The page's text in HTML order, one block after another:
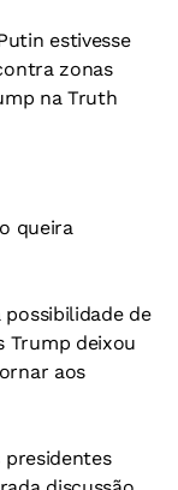
estivesse
zonas
na Truth
queira
de
Trump deixou
aos